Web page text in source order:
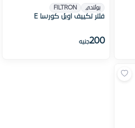
بولندي FILTRON
فلتر تكييف اوبل كورسا E
200جنيه